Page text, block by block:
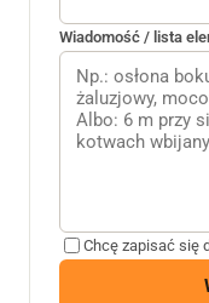
Wiadomość / lista
Chcę zapisać się